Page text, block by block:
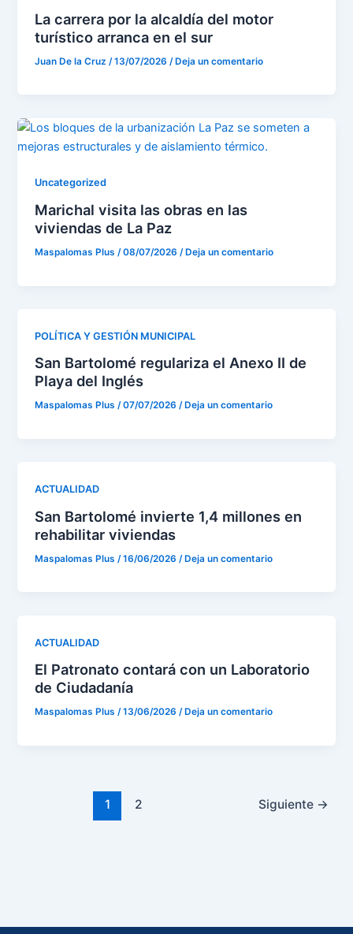
La carrera por la alcaldía del motor
turístico arranca en el sur
Juan De la Cruz /13/07/2026 /Deja un comentario
Uncategorized
Marichal visita las obras en las
viviendas de La Paz
Maspalomas Plus/08/07/2026/ Deja un comentario
POLÍTICA Y GESTIÓN MUNICIPAL
San Bartolomé regulariza el Anexo II de
Playa del Inglés
Maspalomas Plus/07/07/2026/ Deja un comentario
ACTUALIDAD
San Bartolomé invierte 1,4 millones en
rehabilitar viviendas
Maspalomas Plus /16/06/2026 /Deja un comentario
ACTUALIDAD
El Patronato contará con un Laboratorio
de Ciudadanía
Maspalomas Plus/13/06/2026/ Deja un comentario
1 2 Siguiente →